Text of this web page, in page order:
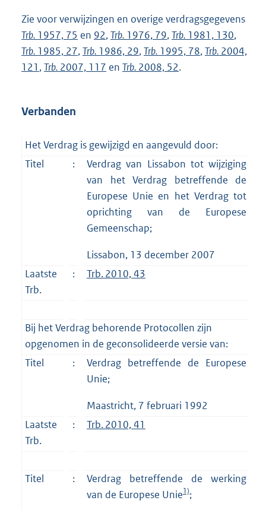
Zie voor verwijzingen en overige verdragsgegevens
Trb. 1957, 75 en 92,Trb. 1976, 79,Trb. 1981, 130,
Trb. 1985, 27,Trb. 1986, 29,Trb. 1995, 78,Trb. 2004,
121 ,Trb. 2007, 117 en Trb. 2008, 52.
Verbanden
Het Verdrag is gewijzigd en aangevuld door:
Titel
:
Verdrag van Lissabon tot wijziging
van het Verdrag betreffende de
Europese Unie en het Verdrag tot
oprichting van de Europese
Gemeenschap;
Lissabon, 13 december 2007
Laatste
Trb.
: Trb. 2010, 43
Bij het Verdrag behorende Protocollen zijn
opgenomen in de geconsolideerde versie van:
Titel
:
Verdrag betreffende de Europese
Unie;
Maastricht, 7 februari 1992
Laatste
Trb.
: Trb. 2010, 41
Titel :
Verdrag betreffende de werking
van de Europese Unie1);